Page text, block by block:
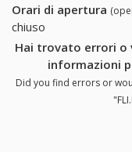
Orari di apertura
chiuso
Hai trovato errori o
informazioni
Did you find errors or